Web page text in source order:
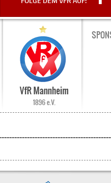
-------------------------------------------